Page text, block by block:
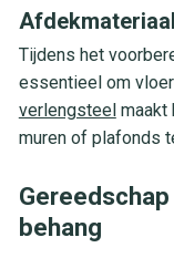
Tijdens het
essentieel om
verlengsteelmaakt
muren of plafonds
behang